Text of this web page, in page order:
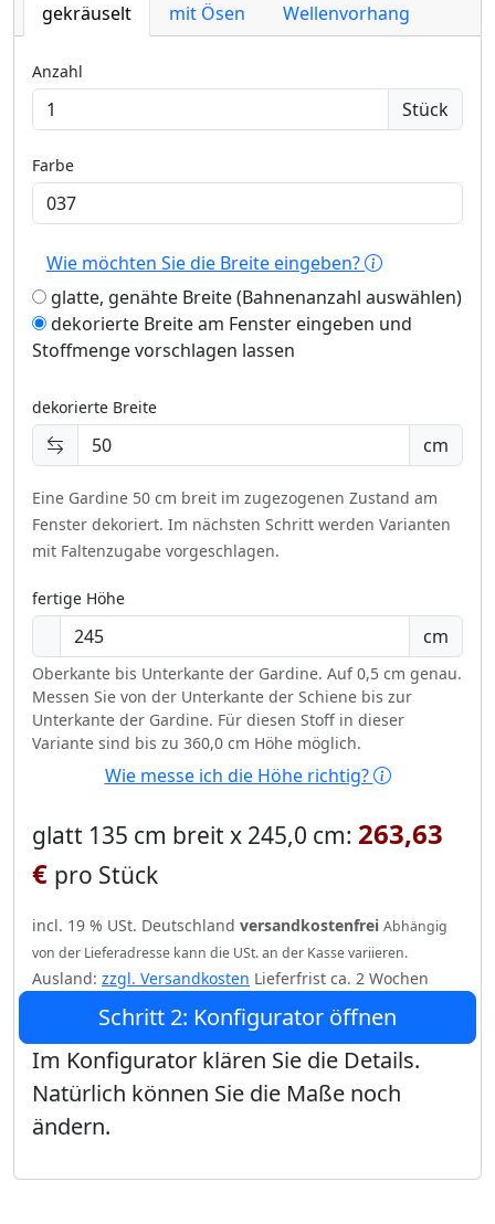
gekräuselt mit Ösen Wellenvorhang
Anzahl
Stück
Farbe
Wie möchten Sie die Breite eingeben?
glatte, genähte Breite (Bahnenanzahl auswählen)
dekorierte Breite am Fenster eingeben und
Stoffmenge vorschlagen lassen
dekorierte Breite
cm
Eine Gardine 50 cm breit im zugezogenen Zustand am
Fenster dekoriert. Im nächsten Schritt werden Varianten
mit Faltenzugabe vorgeschlagen.
fertige Höhe
cm
Oberkante bis Unterkante der Gardine. Auf 0,5 cm genau.
Messen Sie von der Unterkante der Schiene bis zur
Unterkante der Gardine. Für diesen Stoff in dieser
Variante sind bis zu 360,0 cm Höhe möglich.
Wie messe ich die Höhe richtig?
glatt 135 cm breit x 245,0 cm: 263,63
€ pro Stück
incl. 19 % USt. Deutschland versandkostenfrei Abhängig
von der Lieferadresse kann die USt. an der Kasse variieren.
Ausland: zzgl. Versandkosten Lieferfrist ca. 2 Wochen
Schritt 2: Konfigurator öffnen
Im Konfigurator klären Sie die Details.
Natürlich können Sie die Maße noch
ändern.